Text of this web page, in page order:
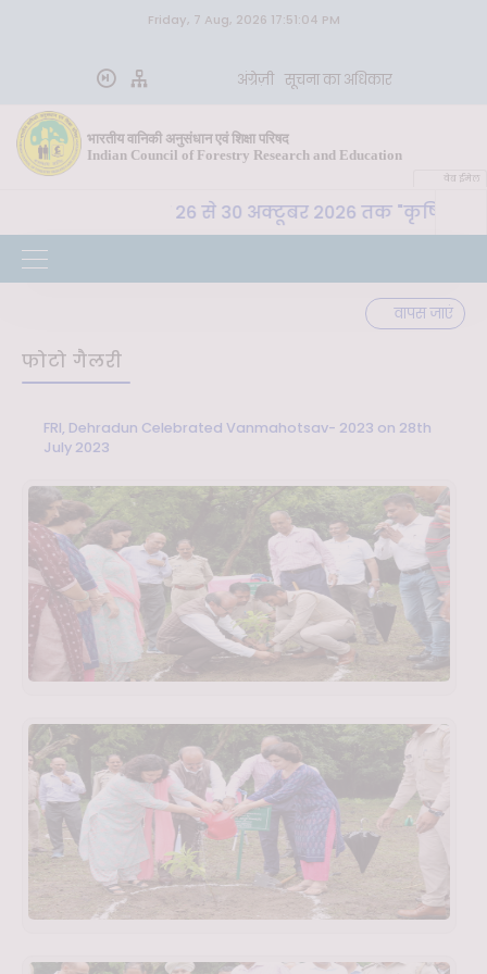
Friday, 7 Aug, 2026 17:51:04 PM
अंग्रेज़ी सूचना का अधिकार
भारतीय वानिकी अनुसंधान एवं शिक्षा परिषद
Indian Council of Forestry Research and Education
वेब ईमेल
शि. प. , देहरादून 26 से 30 अक्टूबर 2026 तक "कृषि-
वापस जाएं
फोटो गैलरी
FRI, Dehradun Celebrated Vanmahotsav- 2023 on 28th
July 2023